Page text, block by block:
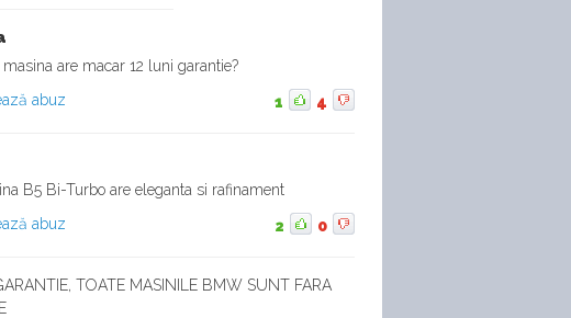
masina are macar 12 luni garantie?
abuz
1 4
B5 Bi-Turbo are eleganta si rafinament
abuz
2 0
TOATE MASINILE BMW SUNT FARA